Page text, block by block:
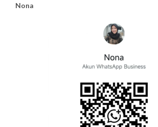
Nona